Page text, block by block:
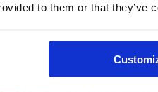
to them or that